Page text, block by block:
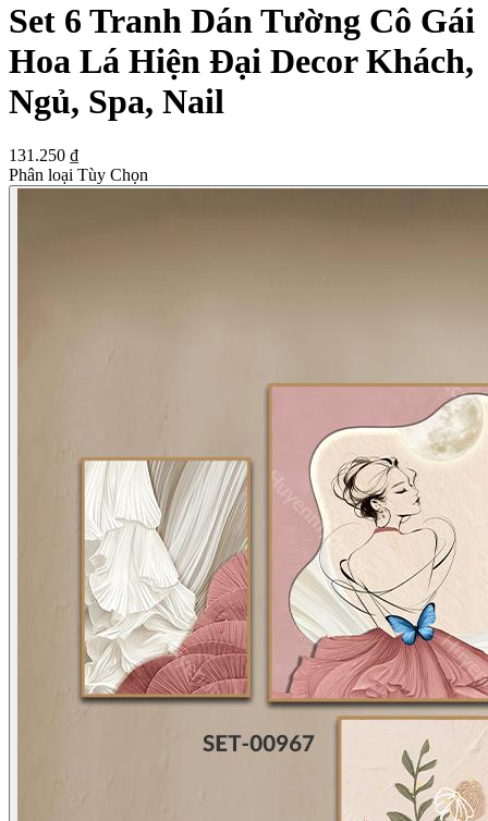
Set 6 Tranh Dán Tường Cô Gái
Hoa Lá Hiện Đại Decor Khách,
Ngủ, Spa, Nail
131.250 ₫
Phân loại Tùy Chọn